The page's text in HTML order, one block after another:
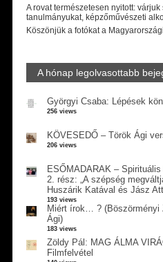
A rovat természetesen nyitott:
tanulmányukat, képzőművészeti
Köszönjük a fotókat a
A hónap legolvasottabb
Györgyi Csaba: Lépések
256 views
KÖVESEDŐ – Török Ági
206 views
ESŐMADARAK –
2. rész: „A szépség
Huszárik Katával és Jász
193 views
Miért írok… ? (Böszörményi
Ági)
183 views
Zöldy Pál: MAG ÁLMA
Filmfelvétel